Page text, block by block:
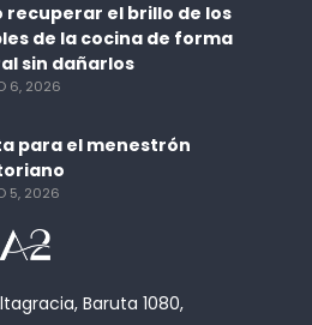
Baruta 1080,
recuperar el brillo de los
de la cocina de forma
sin dañarlos
6, 2026
para el menestrón
5, 2026